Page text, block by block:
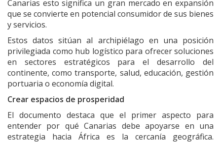
Canarias esto significa un gran mercado en expansión
que se convierte en potencial consumidor de sus bienes
y servicios.
Estos datos sitúan al archipiélago en una posición
privilegiada como hub logístico para ofrecer soluciones
en sectores estratégicos para el desarrollo del
continente, como transporte, salud, educación, gestión
portuaria o economía digital.
Crear espacios de prosperidad
El documento destaca que el primer aspecto para
entender por qué Canarias debe apoyarse en una
estrategia hacia África es la cercanía geográfica.